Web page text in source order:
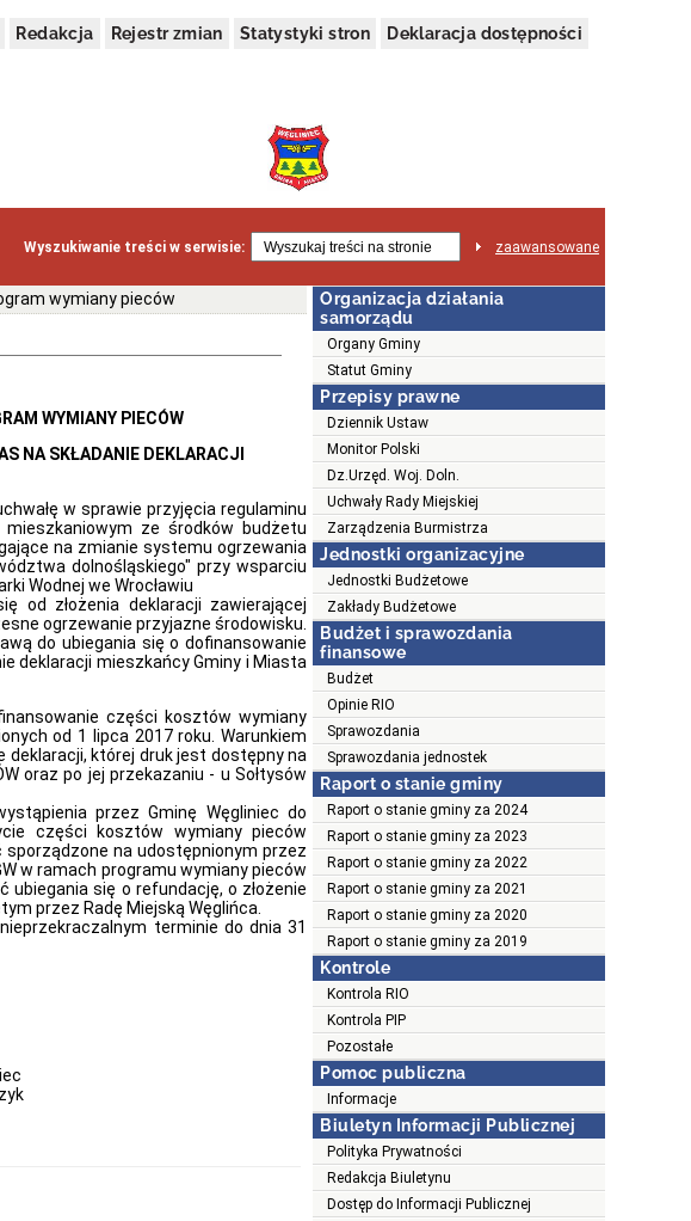
Redakcja Rejestr zmian Statystyki stron Deklaracja dostępności
Wyszukiwanie treści w serwisie: zaawansowane
wymiany pieców
WYMIANY PIECÓW
w sprawie przyjęcia regulaminu
ze środków budżetu
na zmianie systemu ogrzewania
dolnośląskiego" przy wsparciu
Wodnej we Wrocławiu
od złożenia deklaracji zawierającej
ogrzewanie przyjazne środowisku.
do ubiegania się o dofinansowanie
deklaracji mieszkańcy Gminy i Miasta
części kosztów wymiany
od 1 lipca 2017 roku. Warunkiem
deklaracji, której druk jest dostępny na
oraz po jej przekazaniu - u Sołtysów
przez Gminę Węgliniec do
części kosztów wymiany pieców
na udostępnionym przez
w ramach programu wymiany pieców
się o refundację, o złożenie
przez Radę Miejską Węglińca.
terminie do dnia 31
Organizacja działania
samorządu
Organy Gminy
Statut Gminy
Przepisy prawne
Dziennik Ustaw
Monitor Polski
Dz.Urzęd. Woj. Doln.
Uchwały Rady Miejskiej
Zarządzenia Burmistrza
Jednostki organizacyjne
Jednostki Budżetowe
Zakłady Budżetowe
Budżet i sprawozdania
finansowe
Budżet
Opinie RIO
Sprawozdania
Sprawozdania jednostek
Raport o stanie gminy
Raport o stanie gminy za 2024
Raport o stanie gminy za 2023
Raport o stanie gminy za 2022
Raport o stanie gminy za 2021
Raport o stanie gminy za 2020
Raport o stanie gminy za 2019
Kontrole
Kontrola RIO
Kontrola PIP
Pozostałe
Pomoc publiczna
Informacje
Biuletyn Informacji Publicznej
Polityka Prywatności
Redakcja Biuletynu
Dostęp do Informacji Publicznej